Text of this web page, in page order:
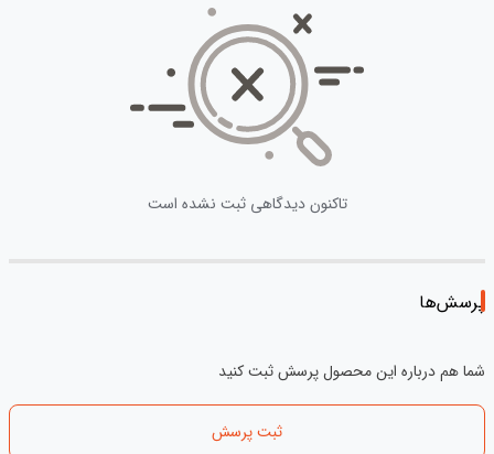
تاکنون دیدگاهی ثبت نشده است
پرسش‌ها
شما هم درباره این محصول پرسش ثبت کنید
ثبت پرسش